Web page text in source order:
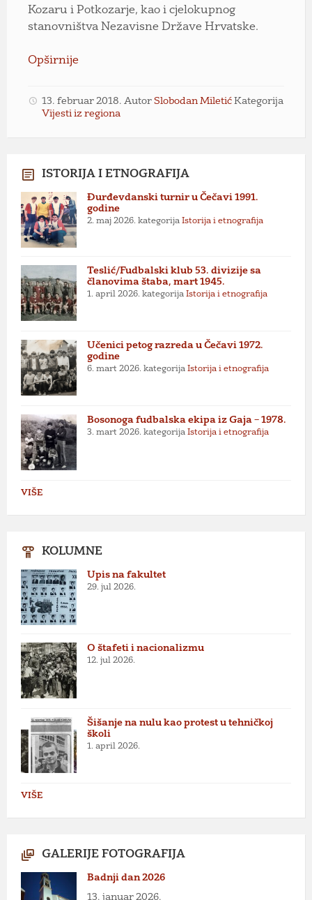
Kozaru i Potkozarje, kao i cjelokupnog
stanovništva Nezavisne Države Hrvatske.
Opširnije
13. februar 2018. Autor Slobodan Miletić Kategorija
Vijesti iz regiona
ISTORIJA I ETNOGRAFIJA
Đurđevdanski turnir u Čečavi 1991.
godine
2. maj 2026. kategorija Istorija i etnografija
Teslić/Fudbalski klub 53. divizije sa
članovima štaba, mart 1945.
1. april 2026. kategorija Istorija i etnografija
Učenici petog razreda u Čečavi 1972.
godine
6. mart 2026. kategorija Istorija i etnografija
Bosonoga fudbalska ekipa iz Gaja – 1978.
3. mart 2026. kategorija Istorija i etnografija
VIŠE
KOLUMNE
Upis na fakultet
29. jul 2026.
O štafeti i nacionalizmu
12. jul 2026.
Šišanje na nulu kao protest u tehničkoj
školi
1. april 2026.
VIŠE
GALERIJE FOTOGRAFIJA
Badnji dan 2026
13. januar 2026.